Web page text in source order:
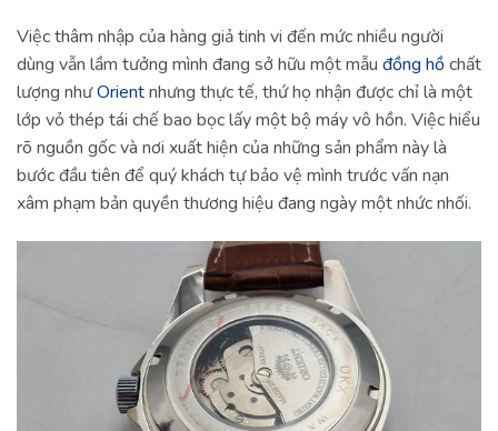
Việc thâm nhập của hàng giả tinh vi đến mức nhiều người
dùng vẫn lầm tưởng mình đang sở hữu một mẫu đồng hồchất
lượng nhưOrientnhưng thực tế, thứ họ nhận được chỉ là một
lớp vỏ thép tái chế bao bọc lấy một bộ máy vô hồn. Việc hiểu
rõ nguồn gốc và nơi xuất hiện của những sản phẩm này là
bước đầu tiên để quý khách tự bảo vệ mình trước vấn nạn
xâm phạm bản quyền thương hiệu đang ngày một nhức nhối.